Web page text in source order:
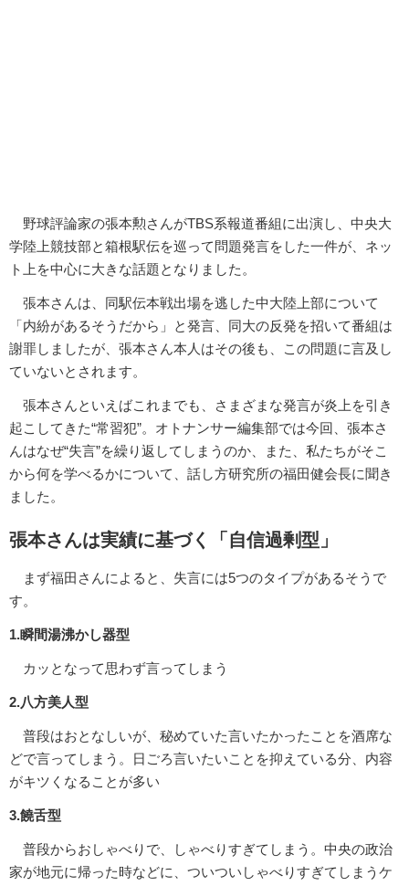
野球評論家の張本勲さんがTBS系報道番組に出演し、中央大
学陸上競技部と箱根駅伝を巡って問題発言をした一件が、ネッ
ト上を中心に大きな話題となりました。
張本さんは、同駅伝本戦出場を逃した中大陸上部について
「内紛があるそうだから」と発言、同大の反発を招いて番組は
謝罪しましたが、張本さん本人はその後も、この問題に言及し
ていないとされます。
張本さんといえばこれまでも、さまざまな発言が炎上を引き
起こしてきた“常習犯”。オトナンサー編集部では今回、張本さ
んはなぜ“失言”を繰り返してしまうのか、また、私たちがそこ
から何を学べるかについて、話し方研究所の福田健会長に聞き
ました。
張本さんは実績に基づく「自信過剰型」
まず福田さんによると、失言には5つのタイプがあるそうで
す。
1.瞬間湯沸かし器型
カッとなって思わず言ってしまう
2.八方美人型
普段はおとなしいが、秘めていた言いたかったことを酒席な
どで言ってしまう。日ごろ言いたいことを抑えている分、内容
がキツくなることが多い
3.饒舌型
普段からおしゃべりで、しゃべりすぎてしまう。中央の政治
家が地元に帰った時などに、ついついしゃべりすぎてしまうケ